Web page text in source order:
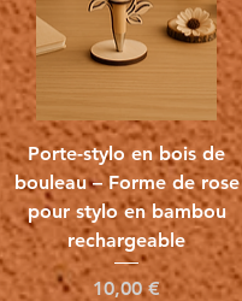
Vista rápida
Porte-stylo en bois de
bouleau – Forme de rose
pour stylo en bambou
rechargeable
Precio
10,00 €